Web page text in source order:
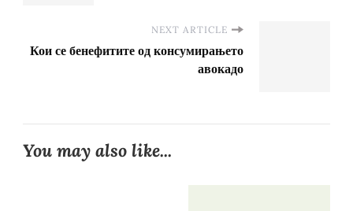
NEXT ARTICLE
Кои се бенефитите од консумирањето
авокадо
You may also like...